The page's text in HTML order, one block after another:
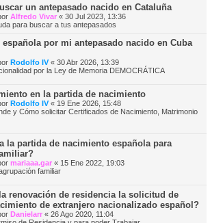
un antepasado nacido en Cataluña
Alfredo Vivar « 30 Jul 2023, 13:36
para buscar a tus antepasados
española por mi antepasado nacido en Cuba
Rodolfo IV« 30 Abr 2026, 13:39
por la Ley de Memoria DEMOCRÁTICA
en la partida de nacimiento
Rodolfo IV« 19 Ene 2026, 15:48
y Cómo solicitar Certificados de Nacimiento, Matrimonio
la partida de nacimiento española para
mariaaa.gar « 15 Ene 2022, 19:03
familiar
renovación de residencia la solicitud de
de extranjero nacionalizado español?
Danielarr « 26 Ago 2020, 11:04